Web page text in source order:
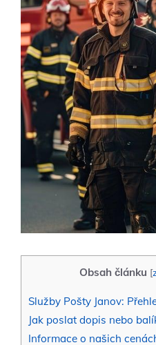
Obsah článku [
Služby Pošty Janov:
Jak poslat dopis nebo
Informace o našich